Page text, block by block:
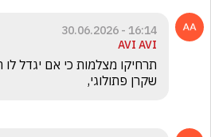
16:14 - 30.06.2026
AVI AVI
שקרן פתולוגי,